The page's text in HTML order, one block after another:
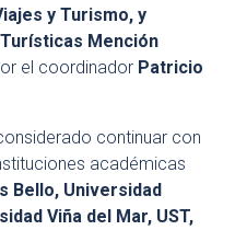
y Turismo, y
Mención
el coordinador Patricio
continuar con
académicas
Bello, Universidad
Viña del Mar, UST,